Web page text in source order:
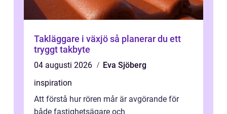
Takläggare i växjö så planerar du ett
tryggt takbyte
04 augusti 2026
Eva Sjöberg
inspiration
Att förstå hur rören mår är avgörande för
både fastighetsägare och